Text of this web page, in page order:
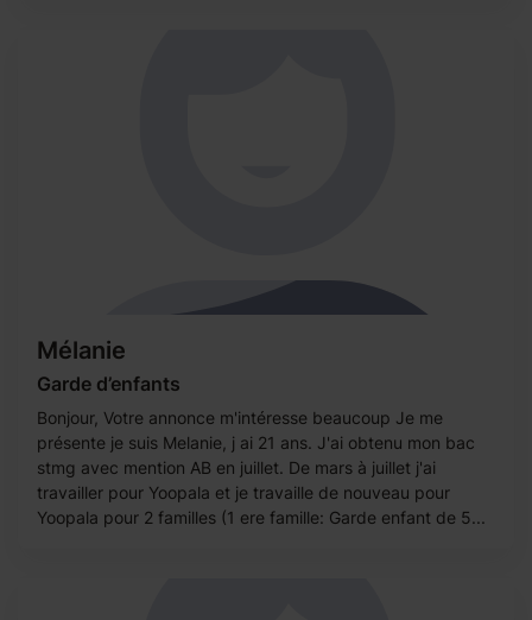
Mélanie
Garde d’enfants
Bonjour, Votre annonce m'intéresse beaucoup Je me
présente je suis Melanie, j ai 21 ans. J'ai obtenu mon bac
stmg avec mention AB en juillet. De mars à juillet j'ai
travailler pour Yoopala et je travaille de nouveau pour
Yoopala pour 2 familles (1 ere famille: Garde enfant de 5...